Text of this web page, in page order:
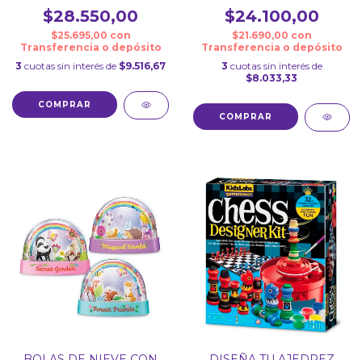
$28.550,00
$25.695,00 con
Transferencia o depósito
3 cuotas sin interés de $9.516,67
LIBRO
$24.100,00
$21.690,00 con
Transferencia o depósito
3 cuotas sin interés de
$8.033,33